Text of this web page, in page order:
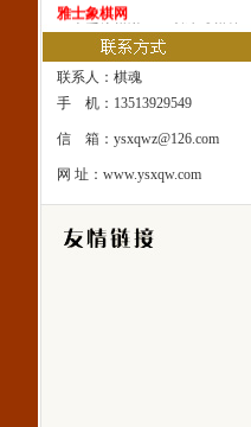
雅士象棋网
一本系统棋谱！一所速成棋校！
雅士象棋网
一处修身圣地！一座雅士乐园！
联系人：棋魂
手 机：13513929549
信 箱：ysxqwz@126.com
网 址：www.ysxqw.com